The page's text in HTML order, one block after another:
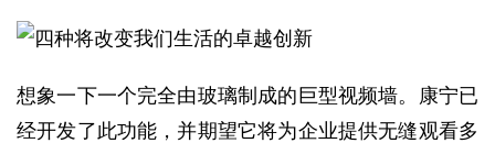
想象一下一个完全由玻璃制成的巨型视频墙。康宁已
经开发了此功能，并期望它将为企业提供无缝观看多